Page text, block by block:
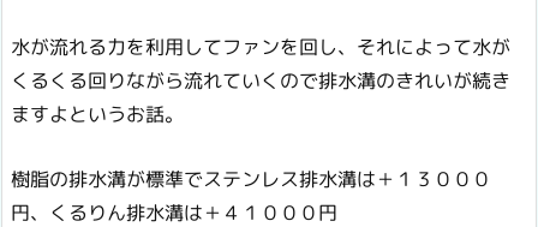
水が流れる力を利用してファンを回し、それによって水が
くるくる回りながら流れていくので排水溝のきれいが続き
ますよというお話。
樹脂の排水溝が標準でステンレス排水溝は＋１３０００
円、くるりん排水溝は＋４１０００円